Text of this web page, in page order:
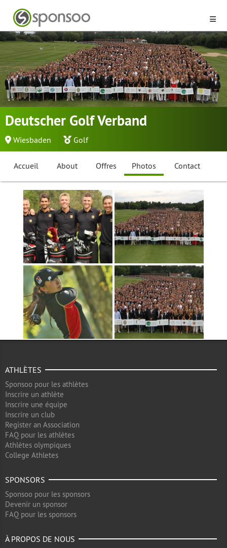
Deutscher Golf Verband
Wiesbaden Golf
Accueil About Offres Photos Contact
ATHLÈTES
Sponsoo pour les athlètes
Inscrire un athlète
Inscrire une équipe
Inscrire un club
Register an Association
FAQ pour les athlètes
Athlètes olympiques
College Athletes
SPONSORS
Sponsoo pour les sponsors
Devenir un sponsor
FAQ pour les sponsors
À PROPOS DE NOUS